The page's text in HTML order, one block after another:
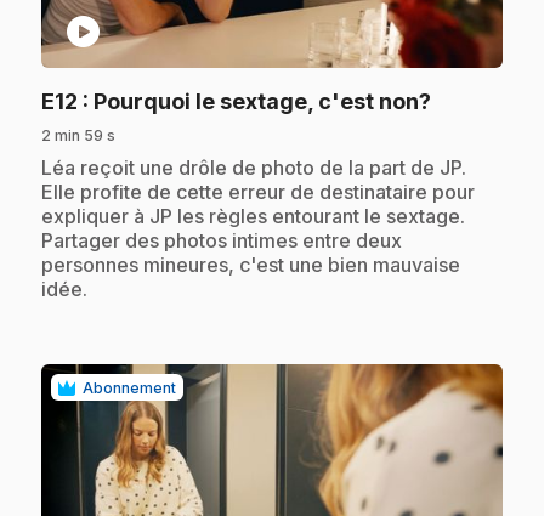
play_circle
E12 : Pourquoi le sextage, c'est non?
2 min 59 s
.Léa reçoit une drôle de photo de la part de JP.
Elle profite de cette erreur de destinataire pour
expliquer à JP les règles entourant le sextage.
Partager des photos intimes entre deux
personnes mineures, c'est une bien mauvaise
idée.
Abonnement